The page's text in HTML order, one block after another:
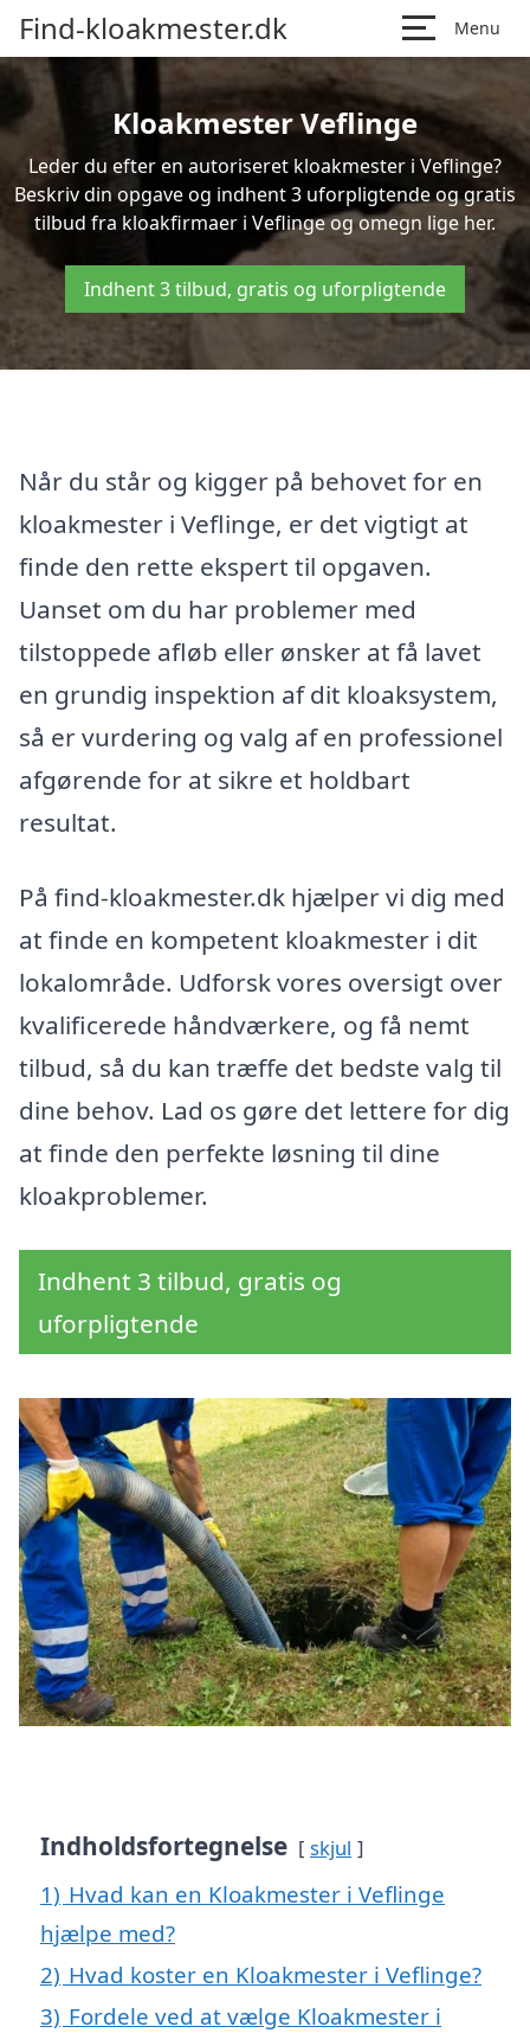
Find-kloakmester.dk Menu
Kloakmester Veflinge
Leder du efter en autoriseret kloakmester i Veflinge?
Beskriv din opgave og indhent 3 uforpligtende og gratis
tilbud fra kloakfirmaer i Veflinge og omegn lige her.
Indhent 3 tilbud, gratis og uforpligtende
Når du står og kigger på behovet for en
kloakmester i Veflinge, er det vigtigt at
finde den rette ekspert til opgaven.
Uanset om du har problemer med
tilstoppede afløb eller ønsker at få lavet
en grundig inspektion af dit kloaksystem,
så er vurdering og valg af en professionel
afgørende for at sikre et holdbart
resultat.
På find-kloakmester.dk hjælper vi dig med
at finde en kompetent kloakmester i dit
lokalområde. Udforsk vores oversigt over
kvalificerede håndværkere, og få nemt
tilbud, så du kan træffe det bedste valg til
dine behov. Lad os gøre det lettere for dig
at finde den perfekte løsning til dine
kloakproblemer.
Indhent 3 tilbud, gratis og
uforpligtende
Indholdsfortegnelse skjul
1) Hvad kan en Kloakmester i Veflinge
hjælpe med?
2) Hvad koster en Kloakmester i Veflinge?
3) Fordele ved at vælge Kloakmester i